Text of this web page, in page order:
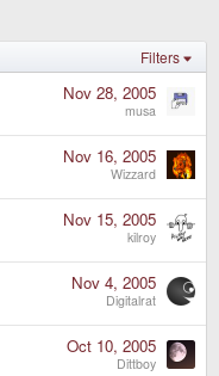
Filters
Nov 28, 2005
musa
Nov 16, 2005
Wizzard
Nov 15, 2005
kilroy
Nov 4, 2005
Digitalrat
Oct 10, 2005
Dittboy